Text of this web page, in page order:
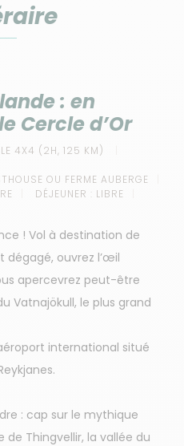
: en
Cercle d’Or
4X4 (2H, 125 KM)
OU FERME AUBERGE
DÉJEUNER : LIBRE
! Vol à destination de
dégagé, ouvrez l’œil
apercevrez peut-être
Vatnajökull, le plus grand
international situé
: cap sur le mythique
de Thingvellir, la vallée du